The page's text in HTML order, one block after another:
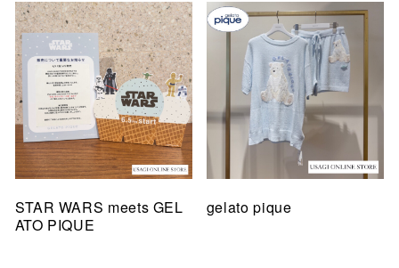
STAR WARS meets GEL
ATO PIQUE
gelato pique